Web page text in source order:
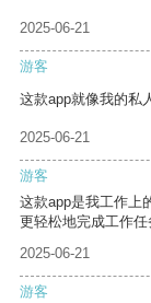
2025-06-21
游客
这款app就像我的私
2025-06-21
游客
这款app是我工作上
更轻松地完成工作任
2025-06-21
游客